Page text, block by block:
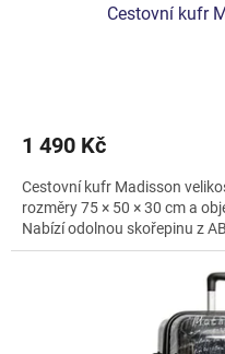
Cestovní kufr
1 490 Kč
Cestovní kufr Madisson
rozměry 75 × 50 × 30 cm a
Nabízí odolnou skořepinu z